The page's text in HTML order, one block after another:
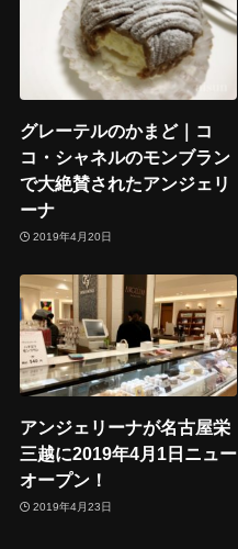
グレーテルのかまど｜コ
コ・シャネルのモンブラン
で大絶賛されたアンジェリ
ーナ
2019年4月20日
アンジェリーナが名古屋栄
三越に2019年4月1日ニュー
オープン！
2019年4月23日